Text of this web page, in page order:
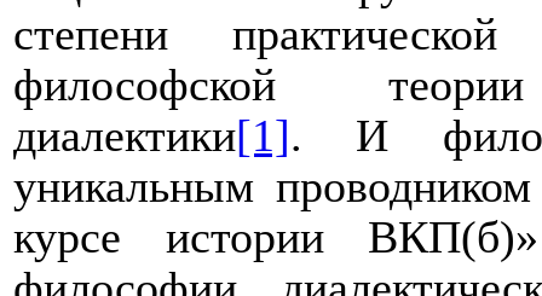
степени
философской
диалектики[1]. И
уникальным
курсе истории